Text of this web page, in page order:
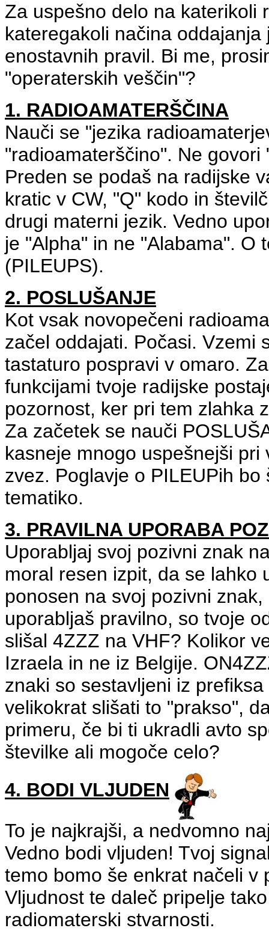
Za uspešno delo na katerikoli
kateregakoli načina
enostavnih pravil. Bi me,
"operaterskih veščin"?
1. RADIOAMATERŠČINA
Nauči se "jezika
"radioamaterščino". Ne
Preden se podaš na radijske
kratic v CW, "Q" kodo in
drugi materni jezik. Vedno
je "Alpha" in ne "Alabama". O
(PILEUPS).
2. POSLUŠANJE
Kot vsak novopečeni
začel oddajati. Počasi. Vzemi
tastaturo pospravi v omaro.
funkcijami tvoje radijske
pozornost, ker pri tem zlahka
Za začetek se nauči
kasneje mnogo uspešnejši
zvez. Poglavje o PILEUPih
tematiko.
3. PRAVILNA UPORABA
Uporabljaj svoj pozivni znak
moral resen izpit, da se lahko
ponosen na svoj pozivni
uporabljaš pravilno, so tvoje
slišal 4ZZZ na VHF? Kolikor
Izraela in ne iz Belgije.
znaki so sestavljeni iz
velikokrat slišati to "prakso",
primeru, če bi ti ukradli avto
številke ali mogoče celo?
4. BODI VLJUDEN
To je najkrajši, a nedvomno
Vedno bodi vljuden! Tvoj
temo bomo še enkrat načeli v
Vljudnost te daleč pripelje
radiomaterski stvarnosti.